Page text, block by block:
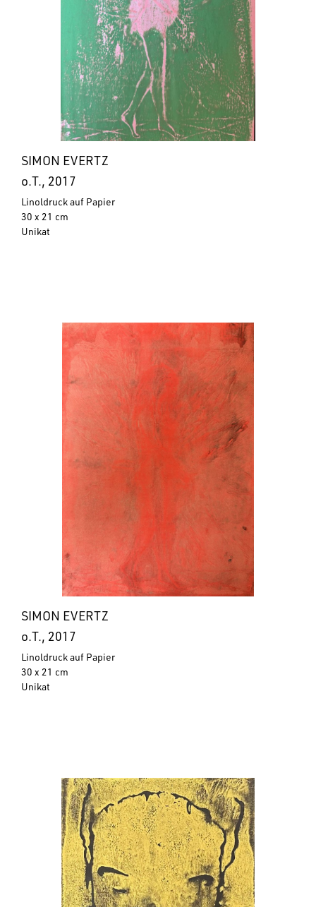
SIMON EVERTZ
o.T., 2017
Linoldruck auf Papier
30 x 21 cm
Unikat
SIMON EVERTZ
o.T., 2017
Linoldruck auf Papier
30 x 21 cm
Unikat